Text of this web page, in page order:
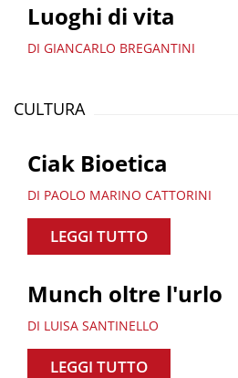
Luoghi di vita
DI GIANCARLO BREGANTINI
CULTURA
Ciak Bioetica
DI PAOLO MARINO CATTORINI
LEGGI TUTTO
Munch oltre l'urlo
DI LUISA SANTINELLO
LEGGI TUTTO